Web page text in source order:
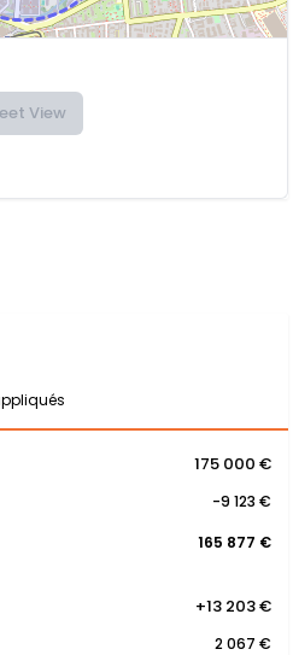
View
175 000 €
-9 123 €
165 877 €
+13 203 €
2 067 €